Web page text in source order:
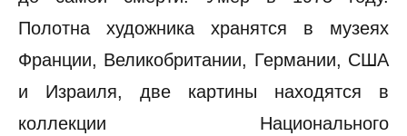
Полотна художника хранятся в музеях
Франции, Великобритании, Германии, США
и Израиля, две картины находятся в
коллекции Национального